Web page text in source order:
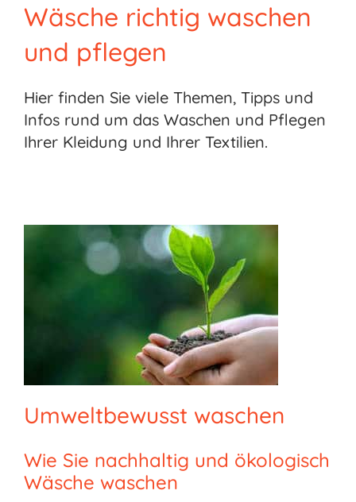
Wäsche richtig waschen
und pflegen
Hier finden Sie viele Themen, Tipps und
Infos rund um das Waschen und Pflegen
Ihrer Kleidung und Ihrer Textilien.
Umweltbewusst waschen
Wie Sie nachhaltig und ökologisch
Wäsche waschen